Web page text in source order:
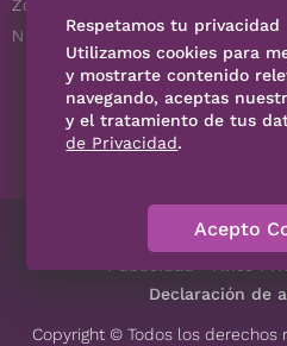
Zoociales
Nuevos Queretanos
Contáctanos
Declaración de
Copyright © Todos los derechos
Respetamos tu privacidad
Utilizamos cookies para
y mostrarte contenido
navegando, aceptas
y el tratamiento de tus
de Privacidad.
Acepto